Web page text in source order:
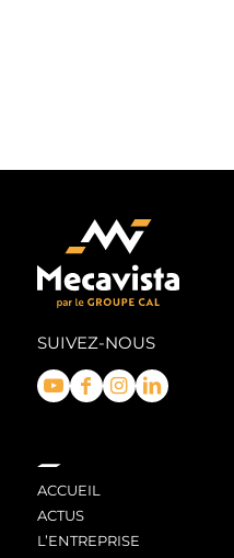
SUIVEZ-NOUS
ACCUEIL
ACTUS
L’ENTREPRISE